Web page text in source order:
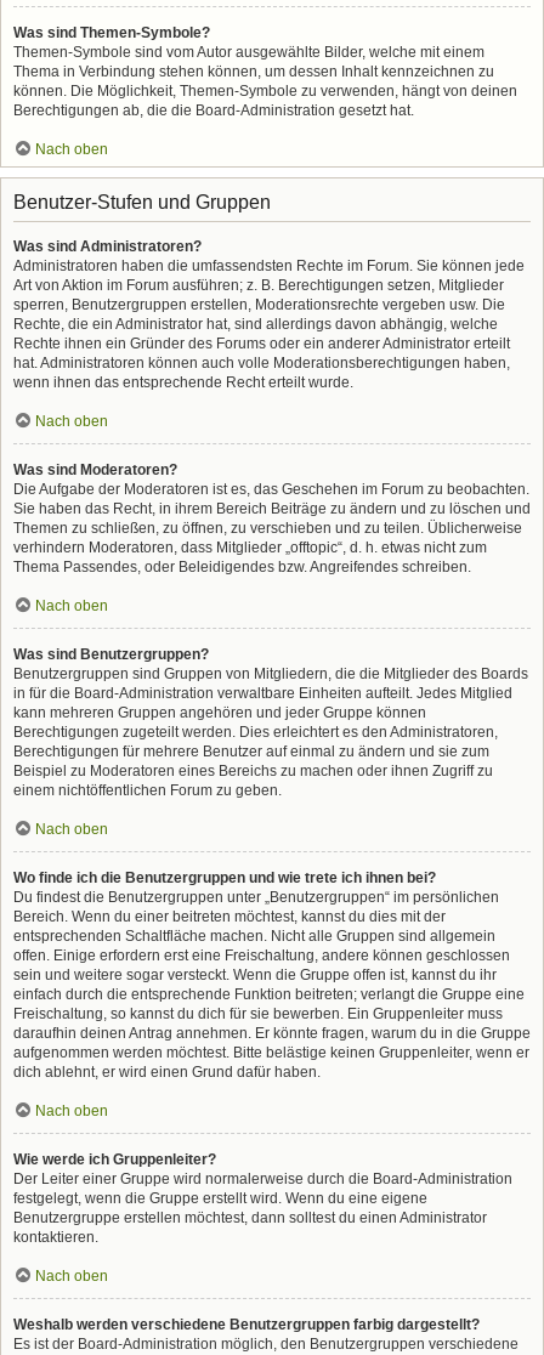
Was sind Themen-Symbole?
Themen-Symbole sind vom Autor ausgewählte Bilder, welche mit einem
Thema in Verbindung stehen können, um dessen Inhalt kennzeichnen zu
können. Die Möglichkeit, Themen-Symbole zu verwenden, hängt von deinen
Berechtigungen ab, die die Board-Administration gesetzt hat.
Nach oben
Benutzer-Stufen und Gruppen
Was sind Administratoren?
Administratoren haben die umfassendsten Rechte im Forum. Sie können jede
Art von Aktion im Forum ausführen; z. B. Berechtigungen setzen, Mitglieder
sperren, Benutzergruppen erstellen, Moderationsrechte vergeben usw. Die
Rechte, die ein Administrator hat, sind allerdings davon abhängig, welche
Rechte ihnen ein Gründer des Forums oder ein anderer Administrator erteilt
hat. Administratoren können auch volle Moderationsberechtigungen haben,
wenn ihnen das entsprechende Recht erteilt wurde.
Nach oben
Was sind Moderatoren?
Die Aufgabe der Moderatoren ist es, das Geschehen im Forum zu beobachten.
Sie haben das Recht, in ihrem Bereich Beiträge zu ändern und zu löschen und
Themen zu schließen, zu öffnen, zu verschieben und zu teilen. Üblicherweise
verhindern Moderatoren, dass Mitglieder „offtopic“, d. h. etwas nicht zum
Thema Passendes, oder Beleidigendes bzw. Angreifendes schreiben.
Nach oben
Was sind Benutzergruppen?
Benutzergruppen sind Gruppen von Mitgliedern, die die Mitglieder des Boards
in für die Board-Administration verwaltbare Einheiten aufteilt. Jedes Mitglied
kann mehreren Gruppen angehören und jeder Gruppe können
Berechtigungen zugeteilt werden. Dies erleichtert es den Administratoren,
Berechtigungen für mehrere Benutzer auf einmal zu ändern und sie zum
Beispiel zu Moderatoren eines Bereichs zu machen oder ihnen Zugriff zu
einem nichtöffentlichen Forum zu geben.
Nach oben
Wo finde ich die Benutzergruppen und wie trete ich ihnen bei?
Du findest die Benutzergruppen unter „Benutzergruppen“ im persönlichen
Bereich. Wenn du einer beitreten möchtest, kannst du dies mit der
entsprechenden Schaltfläche machen. Nicht alle Gruppen sind allgemein
offen. Einige erfordern erst eine Freischaltung, andere können geschlossen
sein und weitere sogar versteckt. Wenn die Gruppe offen ist, kannst du ihr
einfach durch die entsprechende Funktion beitreten; verlangt die Gruppe eine
Freischaltung, so kannst du dich für sie bewerben. Ein Gruppenleiter muss
daraufhin deinen Antrag annehmen. Er könnte fragen, warum du in die Gruppe
aufgenommen werden möchtest. Bitte belästige keinen Gruppenleiter, wenn er
dich ablehnt, er wird einen Grund dafür haben.
Nach oben
Wie werde ich Gruppenleiter?
Der Leiter einer Gruppe wird normalerweise durch die Board-Administration
festgelegt, wenn die Gruppe erstellt wird. Wenn du eine eigene
Benutzergruppe erstellen möchtest, dann solltest du einen Administrator
kontaktieren.
Nach oben
Weshalb werden verschiedene Benutzergruppen farbig dargestellt?
Es ist der Board-Administration möglich, den Benutzergruppen verschiedene